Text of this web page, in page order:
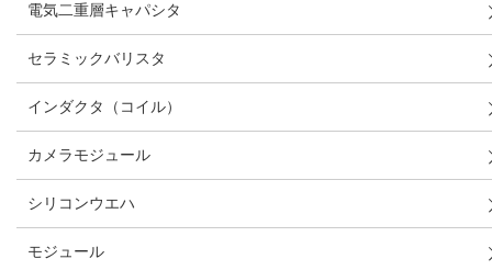
電気二重層キャパシタ
セラミックバリスタ
インダクタ（コイル）
カメラモジュール
シリコンウエハ
モジュール